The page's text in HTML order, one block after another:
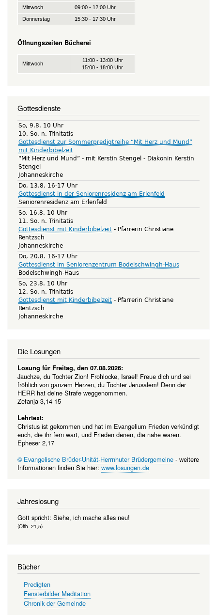
Mittwoch
09:00 - 12:00 Uhr
Donnerstag
15:30 - 17:30 Uhr
Öffnungszeiten Bücherei
Mittwoch
11:00 - 13:00 Uhr
15:00 - 18:00 Uhr
Gottesdienste
So, 9.8. 10 Uhr
10. So. n. Trinitatis
Gottesdienst zur Sommerpredigtreihe “Mit Herz und Mund”
mit Kinderbibelzeit
“Mit Herz und Mund” - mit Kerstin Stengel
Diakonin Kerstin
Stengel
Johanneskirche
Do, 13.8. 16-17 Uhr
Gottesdienst in der Seniorenresidenz am Erlenfeld
Seniorenresidenz am Erlenfeld
So, 16.8. 10 Uhr
11. So. n. Trinitatis
Gottesdienst mit Kinderbibelzeit
Pfarrerin Christiane
Rentzsch
Johanneskirche
Do, 20.8. 16-17 Uhr
Gottesdienst im Seniorenzentrum Bodelschwingh-Haus
Bodelschwingh-Haus
So, 23.8. 10 Uhr
12. So. n. Trinitatis
Gottesdienst mit Kinderbibelzeit
Pfarrerin Christiane
Rentzsch
Johanneskirche
Die Losungen
Losung für Freitag, den 07.08.2026:
Jauchze, du Tochter Zion! Frohlocke, Israel! Freue dich und sei
fröhlich von ganzem Herzen, du Tochter Jerusalem! Denn der
HERR hat deine Strafe weggenommen.
Zefanja 3,14-15
Lehrtext:
Christus ist gekommen und hat im Evangelium Frieden verkündigt
euch, die ihr fern wart, und Frieden denen, die nahe waren.
Epheser 2,17
© Evangelische Brüder-Unität-Herrnhuter Brüdergemeine - weitere
Informationen finden Sie hier:www.losungen.de
Jahreslosung
Gott spricht: Siehe, ich mache alles neu!
(Offb. 21,5)
Bücher
Predigten
Fensterbilder Meditation
Chronik der Gemeinde